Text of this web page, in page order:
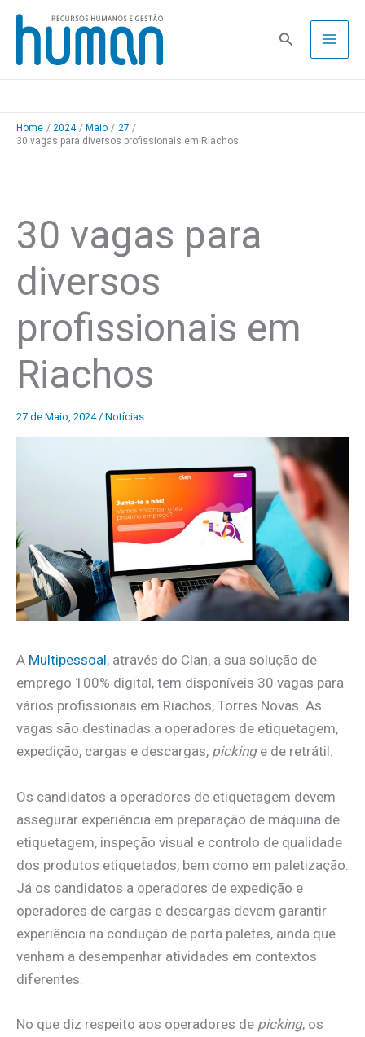
Skip
content
Pesquisa
Home 2024 Maio
27
30 vagas para diversos profissionais em Riachos
30 vagas para
diversos
profissionais em
Riachos
27 de Maio, 2024 / Notícias
A Multipessoal, através do Clan, a sua solução de
emprego 100% digital, tem disponíveis 30 vagas para
vários profissionais em Riachos, Torres Novas. As
vagas são destinadas a operadores de etiquetagem,
expedição, cargas e descargas, picking e de retrátil.
Os candidatos a operadores de etiquetagem devem
assegurar experiência em preparação de máquina de
etiquetagem, inspeção visual e controlo de qualidade
dos produtos etiquetados, bem como em paletização.
Já os candidatos a operadores de expedição e
operadores de cargas e descargas devem garantir
experiência na condução de porta paletes, ainda que
venham a desempenhar atividades em contextos
diferentes.
No que diz respeito aos operadores de picking, os